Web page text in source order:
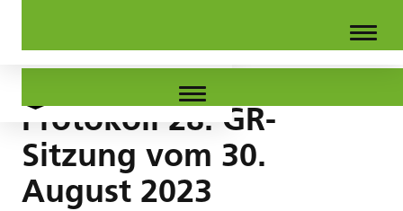
Protokoll 28. GR-
Sitzung vom 30.
August 2023